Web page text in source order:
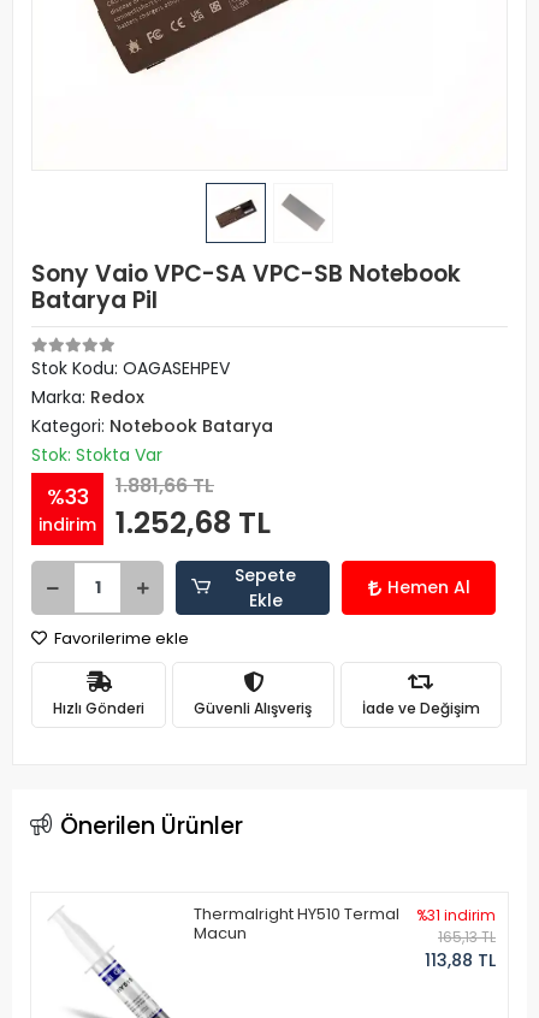
Sony Vaio VPC-SA VPC-SB Notebook
Batarya Pil
Stok Kodu: OAGASEHPEV
Marka: Redox
Kategori: Notebook Batarya
Stok: Stokta Var
%33
indirim
1.881,66 TL
1.252,68 TL
Sepete
Ekle
Hemen Al
Favorilerime ekle
Hızlı Gönderi Güvenli Alışveriş İade ve Değişim
Önerilen Ürünler
Thermalright HY510 Termal
Macun
%31 indirim
165,13 TL
113,88 TL